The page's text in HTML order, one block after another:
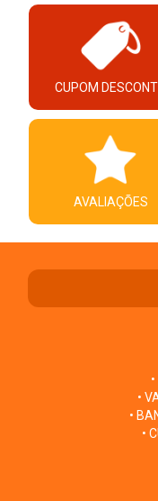
CUPOM
AVALIAÇÕES
•
•
•